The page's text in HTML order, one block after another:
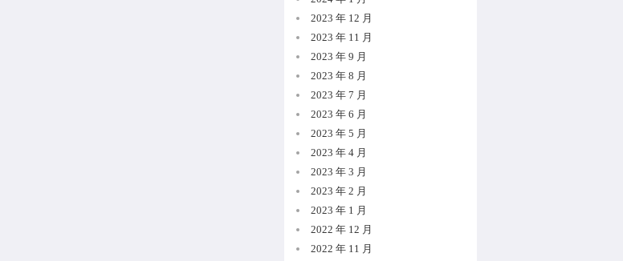
2023 年 12 月
2023 年 11 月
2023 年 9 月
2023 年 8 月
2023 年 7 月
2023 年 6 月
2023 年 5 月
2023 年 4 月
2023 年 3 月
2023 年 2 月
2023 年 1 月
2022 年 12 月
2022 年 11 月